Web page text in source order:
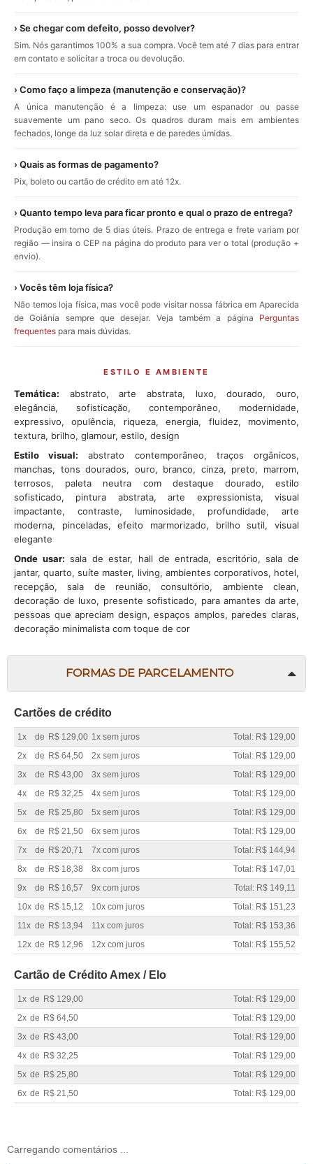
› Se chegar com defeito, posso devolver?
Sim. Nós garantimos 100% a sua compra. Você tem até 7 dias para entrar
em contato e solicitar a troca ou devolução.
› Como faço a limpeza (manutenção e conservação)?
A única manutenção é a limpeza: use um espanador ou passe
suavemente um pano seco. Os quadros duram mais em ambientes
fechados, longe da luz solar direta e de paredes úmidas.
› Quais as formas de pagamento?
Pix, boleto ou cartão de crédito em até 12x.
› Quanto tempo leva para ficar pronto e qual o prazo de entrega?
Produção em torno de 5 dias úteis. Prazo de entrega e frete variam por
região — insira o CEP na página do produto para ver o total (produção +
envio).
› Vocês têm loja física?
Não temos loja física, mas você pode visitar nossa fábrica em Aparecida
de Goiânia sempre que desejar. Veja também a página Perguntas
frequentes para mais dúvidas.
ESTILO E AMBIENTE
Temática: abstrato, arte abstrata, luxo, dourado, ouro,
elegância, sofisticação, contemporâneo, modernidade,
expressivo, opulência, riqueza, energia, fluidez, movimento,
textura, brilho, glamour, estilo, design
Estilo visual: abstrato contemporâneo, traços orgânicos,
manchas, tons dourados, ouro, branco, cinza, preto, marrom,
terrosos, paleta neutra com destaque dourado, estilo
sofisticado, pintura abstrata, arte expressionista, visual
impactante, contraste, luminosidade, profundidade, arte
moderna, pinceladas, efeito marmorizado, brilho sutil, visual
elegante
Onde usar: sala de estar, hall de entrada, escritório, sala de
jantar, quarto, suíte master, living, ambientes corporativos, hotel,
recepção, sala de reunião, consultório, ambiente clean,
decoração de luxo, presente sofisticado, para amantes da arte,
pessoas que apreciam design, espaços amplos, paredes claras,
decoração minimalista com toque de cor
FORMAS DE PARCELAMENTO
Cartões de crédito
1x de R$ 129,00 1x sem juros
Total: R$ 129,00
2x
de R$ 64,50 2x sem juros
Total: R$ 129,00
3x
de R$ 43,00 3x sem juros
Total: R$ 129,00
4x
de R$ 32,25 4x sem juros
Total: R$ 129,00
5x
de R$ 25,80 5x sem juros
Total: R$ 129,00
6x
de R$ 21,50 6x sem juros
Total: R$ 129,00
7x
de R$ 20,71 7x com juros
Total: R$ 144,94
8x
de R$ 18,38 8x com juros
Total: R$ 147,01
9x
de R$ 16,57 9x com juros
Total: R$ 149,11
10x de R$ 15,12 10x com juros
Total: R$ 151,23
11x de R$ 13,94 11x com juros
Total: R$ 153,36
12x de R$ 12,96 12x com juros Total: R$ 155,52
Cartão de Crédito Amex / Elo
1x de R$ 129,00
Total: R$ 129,00
2x de R$ 64,50
Total: R$ 129,00
3x de R$ 43,00
Total: R$ 129,00
4x de R$ 32,25
Total: R$ 129,00
5x de R$ 25,80
Total: R$ 129,00
6x de R$ 21,50 Total: R$ 129,00
Carregando comentários ...